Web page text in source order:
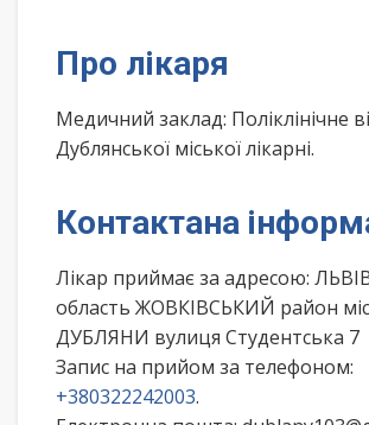
Про лікаря
Медичний заклад: Поліклінічне
Дублянської міської лікарні.
Контактана
Лікар приймає за адресою:
область ЖОВКІВСЬКИЙ район
ДУБЛЯНИ вулиця Студентська 7
Запис на прийом за телефоном:
+380322242003.